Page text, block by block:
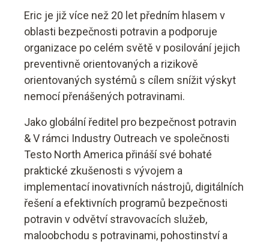
Eric je již více než 20 let předním hlasem v
oblasti bezpečnosti potravin a podporuje
organizace po celém světě v posilování jejich
preventivně orientovaných a rizikově
orientovaných systémů s cílem snížit výskyt
nemocí přenášených potravinami.
Jako globální ředitel pro bezpečnost potravin
& V rámci Industry Outreach ve společnosti
Testo North America přináší své bohaté
praktické zkušenosti s vývojem a
implementací inovativních nástrojů, digitálních
řešení a efektivních programů bezpečnosti
potravin v odvětví stravovacích služeb,
maloobchodu s potravinami, pohostinství a